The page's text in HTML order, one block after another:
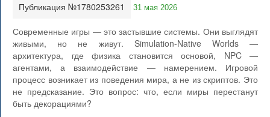
Публикация №1780253261 31 мая 2026
Современные игры — это застывшие системы. Они выглядят
живыми, но не живут. Simulation-Native Worlds —
архитектура, где физика становится основой, NPC —
агентами, а взаимодействие — намерением. Игровой
процесс возникает из поведения мира, а не из скриптов. Это
не предсказание. Это вопрос: что, если миры перестанут
быть декорациями?